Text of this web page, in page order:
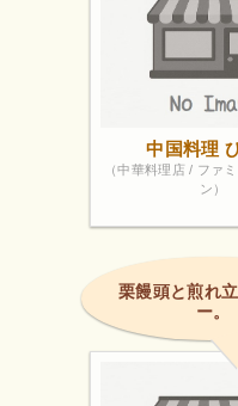
クワガタを取り、しいの実を
中国料理
（中華料理店 / ファ
ン）
栗饅頭と煎れ
ー。